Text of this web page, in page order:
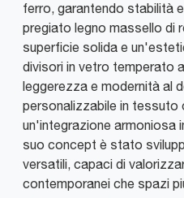
ferro, garantendo stabilità
pregiato legno massello di
superficie solida e
divisori in vetro temperato
leggerezza e modernità al
personalizzabile in tessuto
un'integrazione armoniosa
suo concept è stato
versatili, capaci di
contemporanei che spazi